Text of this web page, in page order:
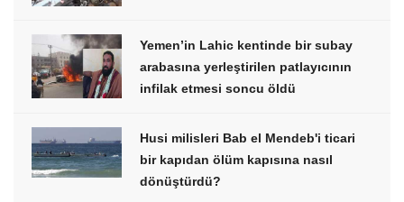
Yemen’in Lahic kentinde bir subay
arabasına yerleştirilen patlayıcının
infilak etmesi soncu öldü
Husi milisleri Bab el Mendeb'i ticari
bir kapıdan ölüm kapısına nasıl
dönüştürdü?